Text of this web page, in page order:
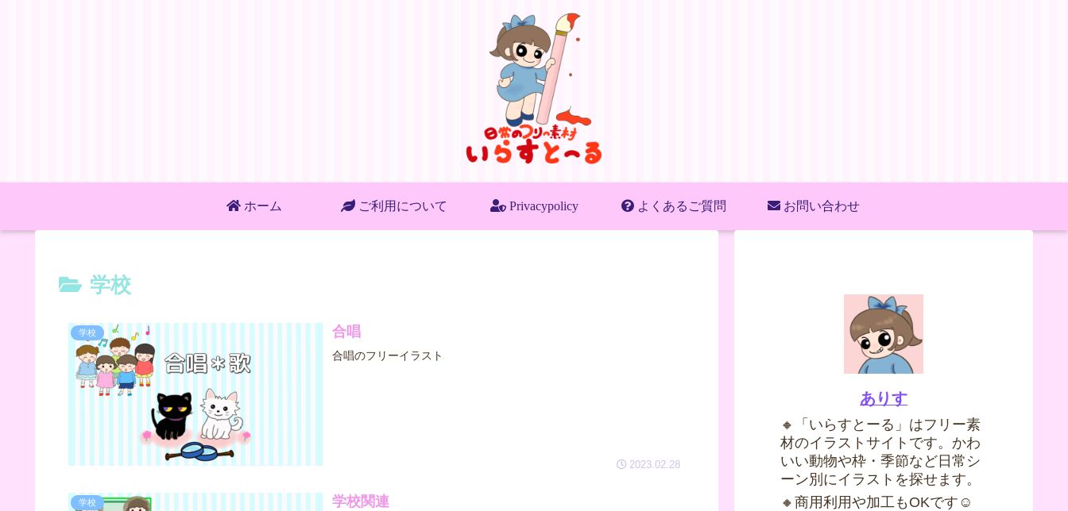
ホーム ご利用について Privacypolicy よくあるご質問 お問い合わせ
学校
学校 合唱
合唱のフリーイラスト
2023.02.28
学校 学校関連
ありす
🔸「いらすとーる」はフリー素
材のイラストサイトです。かわ
いい動物や枠・季節など日常シ
ーン別にイラストを探せます。
🔸商用利用や加工もOKです☺